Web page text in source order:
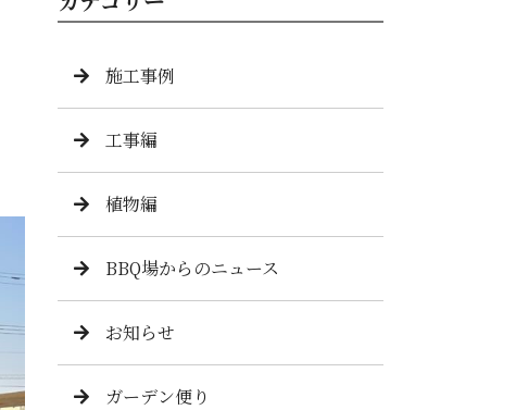
施工事例
工事編
植物編
BBQ場からのニュース
お知らせ
ガーデン便り